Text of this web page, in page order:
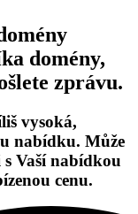
domény,
zprávu.
vysoká,
nabídku. Může
s Vaší nabídkou
cenu.